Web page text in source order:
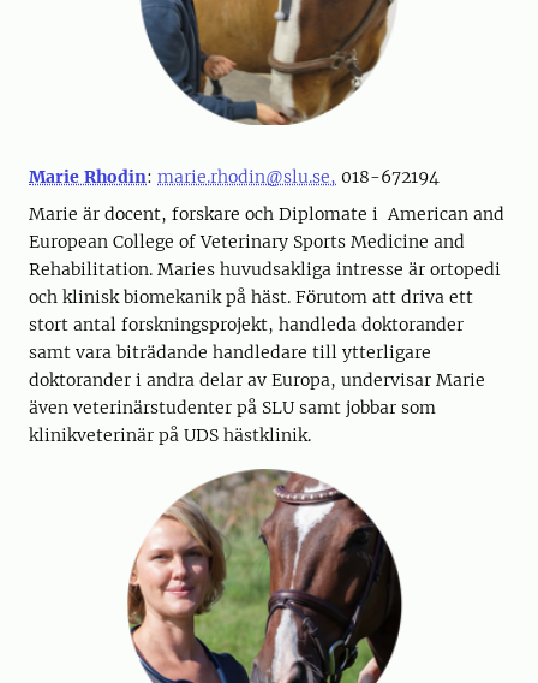
Marie Rhodin: marie.rhodin@slu.se, 018-672194
Marie är docent, forskare och Diplomate i American and
European College of Veterinary Sports Medicine and
Rehabilitation. Maries huvudsakliga intresse är ortopedi
och klinisk biomekanik på häst. Förutom att driva ett
stort antal forskningsprojekt, handleda doktorander
samt vara biträdande handledare till ytterligare
doktorander i andra delar av Europa, undervisar Marie
även veterinärstudenter på SLU samt jobbar som
klinikveterinär på UDS hästklinik.